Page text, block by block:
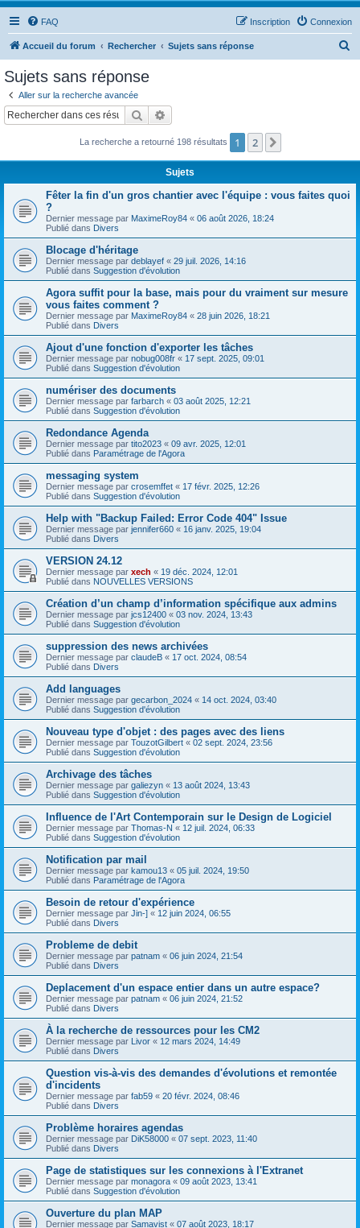
FAQ Connexion
Inscription
Accueil du forum Rechercher Sujets sans réponse
c
Sujets sans réponse
Aller sur la recherche avancée
Rechercher
La recherche a retourné 198 résultats 1 2
Sujets
Fêter la fin d'un gros chantier avec l'équipe : vous faites quoi
?
Dernier message par MaximeRoy84 « 06 août 2026, 18:24
Publié dans Divers
Blocage d'héritage
Dernier message par deblayef « 29 juil. 2026, 14:16
Publié dans Suggestion d'évolution
Agora suffit pour la base, mais pour du vraiment sur mesure
vous faites comment ?
Dernier message par MaximeRoy84 « 28 juin 2026, 18:21
Publié dans Divers
Ajout d'une fonction d'exporter les tâches
Dernier message par nobug008fr « 17 sept. 2025, 09:01
Publié dans Suggestion d'évolution
numériser des documents
Dernier message par farbarch « 03 août 2025, 12:21
Publié dans Suggestion d'évolution
Redondance Agenda
Dernier message par tito2023 « 09 avr. 2025, 12:01
Publié dans Paramétrage de l'Agora
messaging system
Dernier message par crosemffet « 17 févr. 2025, 12:26
Publié dans Suggestion d'évolution
Help with "Backup Failed: Error Code 404" Issue
Dernier message par jennifer660 « 16 janv. 2025, 19:04
Publié dans Divers
VERSION 24.12
Dernier message par xech « 19 déc. 2024, 12:01
Publié dans NOUVELLES VERSIONS
Création d’un champ d’information spécifique aux admins
Dernier message par jcs12400 « 03 nov. 2024, 13:43
Publié dans Suggestion d'évolution
suppression des news archivées
Dernier message par claudeB « 17 oct. 2024, 08:54
Publié dans Divers
Add languages
Dernier message par gecarbon_2024 « 14 oct. 2024, 03:40
Publié dans Suggestion d'évolution
Nouveau type d'objet : des pages avec des liens
Dernier message par TouzotGilbert « 02 sept. 2024, 23:56
Publié dans Suggestion d'évolution
Archivage des tâches
Dernier message par galiezyn « 13 août 2024, 13:43
Publié dans Suggestion d'évolution
Influence de l'Art Contemporain sur le Design de Logiciel
Dernier message par Thomas-N « 12 juil. 2024, 06:33
Publié dans Suggestion d'évolution
Notification par mail
Dernier message par kamou13 « 05 juil. 2024, 19:50
Publié dans Paramétrage de l'Agora
Besoin de retour d'expérience
Dernier message par Jin-] « 12 juin 2024, 06:55
Publié dans Divers
Probleme de debit
Dernier message par patnam « 06 juin 2024, 21:54
Publié dans Divers
Deplacement d'un espace entier dans un autre espace?
Dernier message par patnam « 06 juin 2024, 21:52
Publié dans Divers
À la recherche de ressources pour les CM2
Dernier message par Livor « 12 mars 2024, 14:49
Publié dans Divers
Question vis-à-vis des demandes d'évolutions et remontée
d'incidents
Dernier message par fab59 « 20 févr. 2024, 08:46
Publié dans Divers
Problème horaires agendas
Dernier message par DiK58000 « 07 sept. 2023, 11:40
Publié dans Divers
Page de statistiques sur les connexions à l'Extranet
Dernier message par monagora « 09 août 2023, 13:41
Publié dans Suggestion d'évolution
Ouverture du plan MAP
Dernier message par Samavist « 07 août 2023, 18:17